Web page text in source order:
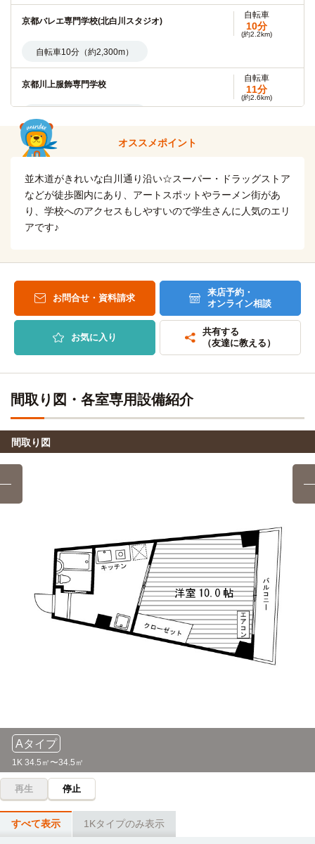
自転車
17分
原付
16分
原付16分(約6,200m)
京都精華大学
20分
修学院駅→(叡山電鉄鞍馬線10分)→京都精華大前
京都情報大学院大学(百万遍キャンパス)
自転車
京都ノートルダム女子大学(大学院) 徒歩
京都工芸繊維大学(大学院) 徒歩
13分
京都芸術大学(大学院) 徒歩
14分
自転車4分(約1,030m)
京都府立大学(大学院)
(約2.3km)
京都大学(大学院)
「修学院」駅→（叡山電鉄鞍馬線10分）→「京都精華大学
前」駅
立命館大学(衣笠キャンパス) バス
43分
(徒歩1分)→「一乗寺清水町」→(市営バス28分)→「船岡山」
→(市営バス9分)→「立命館大学前」
バス
龍谷大学(京都深草キャンパス)
(徒歩1分)→「一乗寺清水町」→(市営バス13分)→「植物園北
門前」→(烏丸線21分)→「くいな駅」→(徒歩10分)
成安造形大学
京都バレエ専門学校(北白川スタジオ)
自転車
10分
(約2.2km)
自転車10分（約2,300m）
京都川上服飾専門学校
自転車
11分
(約2.6km)
京都コンピュータ学院洛北校
自転車12分（約2,800m）
京都コンピュータ学院鴨川校 15分
19分
(約4.6km)
自転車18分（約4,400m）
京都アートスクール（北大路駅前校） 14分
(約3.3km)
大津市医師会立看護専修学校
近江時計眼鏡宝飾専門学校 バス＋電車
68分
オススメポイント
並木道がきれいな白川通り沿い☆スーパー・ドラッグストア
などが徒歩圏内にあり、アートスポットやラーメン街があ
り、学校へのアクセスもしやすいので学生さんに人気のエリ
アです♪
お問合せ・資料請求
来店予約・
オンライン相談
お気に入り
共有する
（友達に教える）
間取り図・各室専用設備紹介
間取り図
Aタイプ
1K 34.5㎡〜34.5㎡
再生 停止
すべて表示 1Kタイプのみ表示